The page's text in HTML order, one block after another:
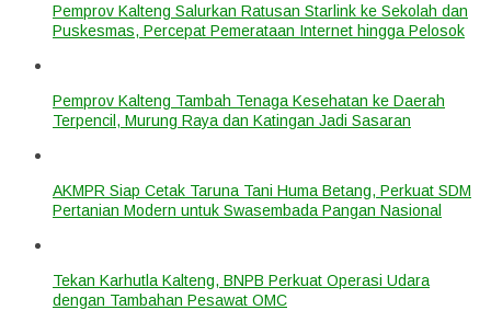
Pemprov Kalteng Salurkan Ratusan Starlink ke Sekolah dan
Puskesmas, Percepat Pemerataan Internet hingga Pelosok
Pemprov Kalteng Tambah Tenaga Kesehatan ke Daerah
Terpencil, Murung Raya dan Katingan Jadi Sasaran
AKMPR Siap Cetak Taruna Tani Huma Betang, Perkuat SDM
Pertanian Modern untuk Swasembada Pangan Nasional
Tekan Karhutla Kalteng, BNPB Perkuat Operasi Udara
dengan Tambahan Pesawat OMC